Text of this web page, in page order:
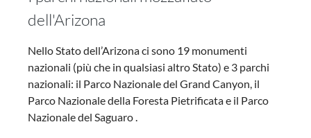
dell'Arizona
Nello Stato dell’Arizona ci sono 19 monumenti
nazionali (più che in qualsiasi altro Stato) e 3 parchi
nazionali: il Parco Nazionale del Grand Canyon, il
Parco Nazionale della Foresta Pietrificata e il Parco
Nazionale del Saguaro .